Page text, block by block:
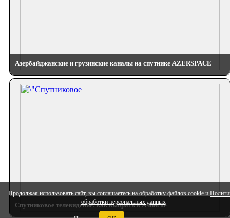
Продолжая использовать сайт, вы соглашаетесь на обработку файлов cookie и
обработки персональных данных
Азербайджанские и грузинские каналы на спутнике AZERSPACE
Спутниковое телевидение: как выбрать в Ачинске